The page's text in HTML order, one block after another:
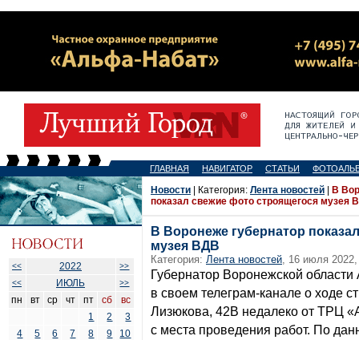
ГЛАВНАЯ НАВИГАТОР СТАТЬИ
<< 2022
>>
<<
ИЮЛЬ >>
пн вт ср чт пт сб
вс
1
2
3
4
5 6 7 8 9
10
Новости | Категория: Лента новостей
В
показал свежие фото строящегося музея
В Воронеже губернатор
музея ВДВ
Категория: Лента новостей, 16 июля 2022,
Губернатор Воронежской области
в своем телеграм-канале о ходе
Лизюкова, 42В недалеко от ТРЦ
с места проведения работ. По